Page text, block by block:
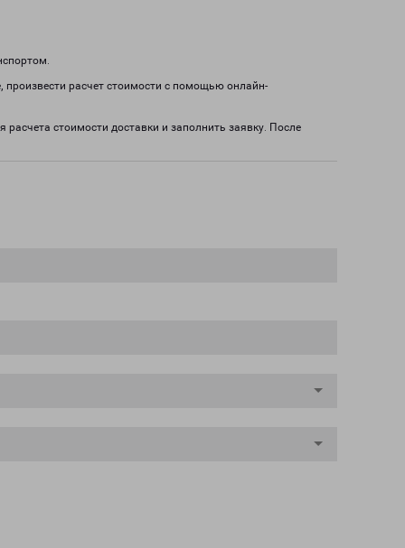
расчет стоимости с помощью онлайн-
стоимости доставки и заполнить заявку. После